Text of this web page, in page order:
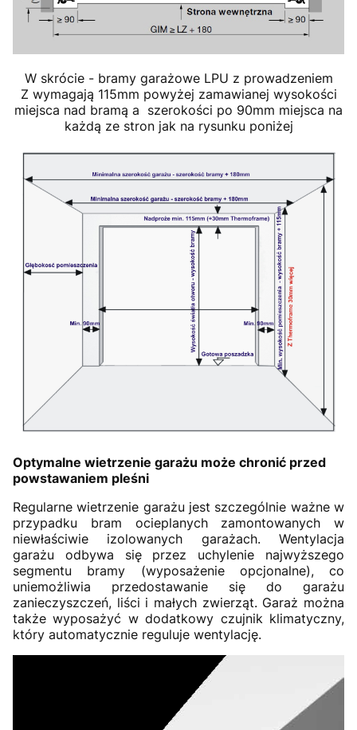
W skrócie - bramy garażowe LPU z prowadzeniem
Z wymagają 115mm powyżej zamawianej wysokości
miejsca nad bramą a szerokości po 90mm miejsca na
każdą ze stron jak na rysunku poniżej
Optymalne wietrzenie garażu może chronić przed
powstawaniem pleśni
Regularne wietrzenie garażu jest szczególnie ważne w
przypadku bram ocieplanych zamontowanych w
niewłaściwie izolowanych garażach. Wentylacja
garażu odbywa się przez uchylenie najwyższego
segmentu bramy (wyposażenie opcjonalne), co
uniemożliwia przedostawanie się do garażu
zanieczyszczeń, liści i małych zwierząt. Garaż można
także wyposażyć w dodatkowy czujnik klimatyczny,
który automatycznie reguluje wentylację.